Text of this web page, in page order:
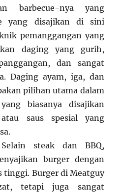
barbecue-nya yang
yang disajikan di sini
pemanggangan yang
daging yang gurih,
dan sangat
Daging ayam, iga, dan
pilihan utama dalam
biasanya disajikan
saus spesial yang
steak dan BBQ,
burger dengan
tinggi. Burger di Meatguy
tetapi juga sangat